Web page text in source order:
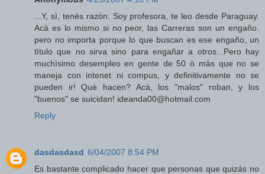
...Y, sì, tenès razòn. Soy profesora, te leo desde Paraguay.
Acà es lo mismo si no peor, las Carreras son un engaño.
pero no importa porque lo que buscan es ese engaño, un
tìtulo que no sirva sino para engañar a otros...Pero hay
muchìsimo desempleo en gente de 50 ò màs que no se
maneja con intenet ni compus, y definitivamente no se
pueden ir! Què hacen? Acà, los "malos" roban, y los
"buenos" se suicidan! ideanda00@hotmail.com
Reply
dasdasdasd 6/04/2007 8:54 PM
Es bastante complicado hacer que personas que quizás no